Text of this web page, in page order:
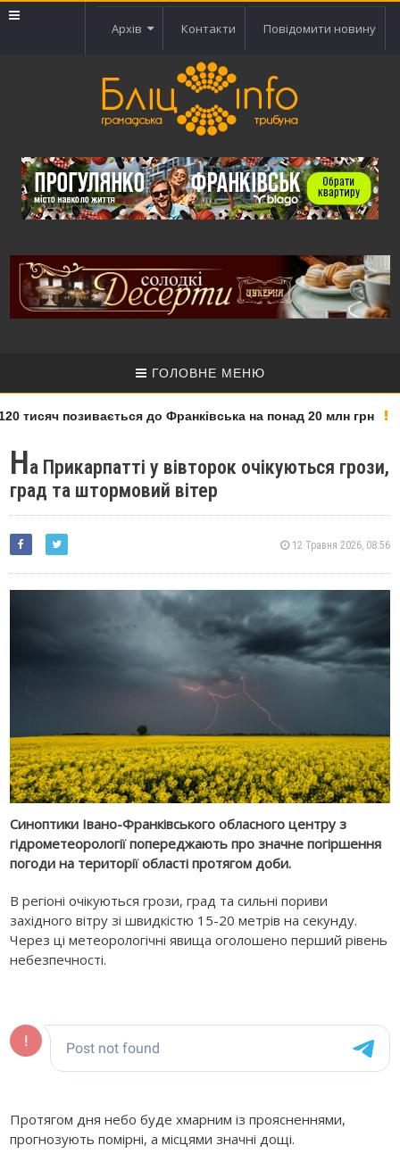
Архів Контакти Повідомити новину
ГОЛОВНЕ МЕНЮ
тисяч позивається до Франківська на понад 20 млн грн
На Прикарпатті у вівторок очікуються грози,
град та штормовий вітер
12 Травня 2026, 08:56
Синоптики Івано-Франківського обласного центру з
гідрометеорології попереджають про значне погіршення
погоди на території області протягом доби.
В регіоні очікуються грози, град та сильні пориви
західного вітру зі швидкістю 15-20 метрів на секунду.
Через ці метеорологічні явища оголошено перший рівень
небезпечності.
Протягом дня небо буде хмарним із проясненнями,
прогнозують помірні, а місцями значні дощі.